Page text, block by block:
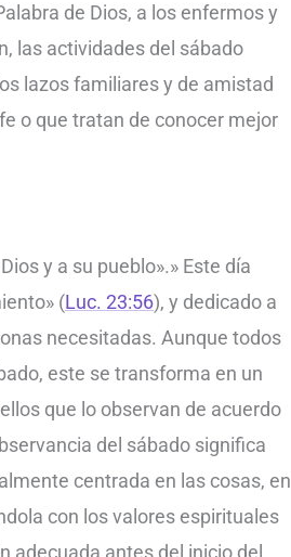
de Dios, a los enfermos y
las actividades del sábado
lazos familiares y de amistad
o que tratan de conocer mejor
y a su pueblo».» Este día
(Luc. 23:56), y dedicado a
necesitadas. Aunque todos
este se transforma en un
que lo observan de acuerdo
del sábado significa
centrada en las cosas, en
con los valores espirituales